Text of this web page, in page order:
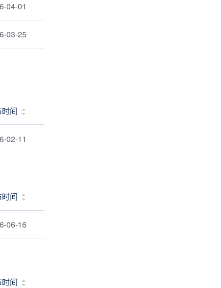
04-01
03-25
间
02-11
间
06-16
间